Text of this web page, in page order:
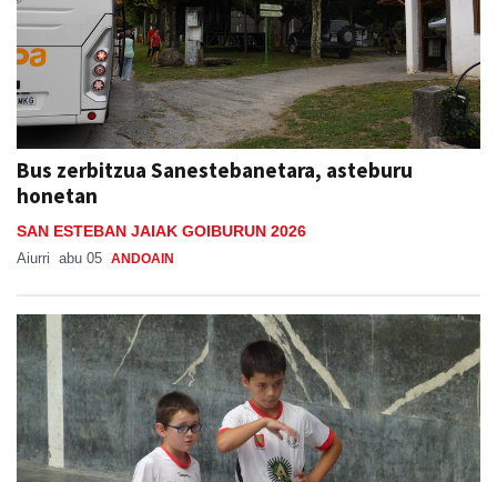
Bus zerbitzua Sanestebanetara, asteburu
honetan
SAN ESTEBAN JAIAK GOIBURUN 2026
Aiurri abu 05 ANDOAIN